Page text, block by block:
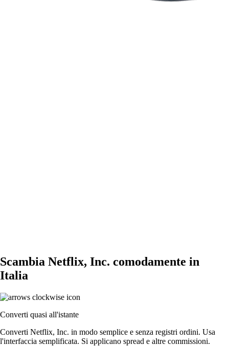
Scambia Netflix, Inc. comodamente in
Italia
Converti quasi all'istante
Converti Netflix, Inc. in modo semplice e senza registri ordini. Usa
l'interfaccia semplificata. Si applicano spread e altre commissioni.